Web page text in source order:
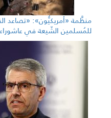
منظَّمة «أمريكيُّون»: «تصاعد القيود
للمُسلمين الشّيعة في عاشوراء